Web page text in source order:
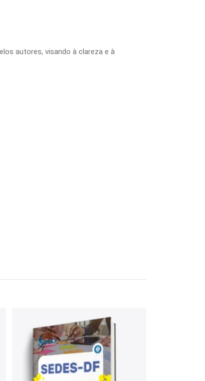
autores, visando à clareza e à